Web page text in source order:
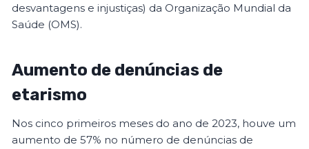
desvantagens e injustiças) da Organização Mundial da
Saúde (OMS).
Aumento de denúncias de
etarismo
Nos cinco primeiros meses do ano de 2023, houve um
aumento de 57% no número de denúncias de